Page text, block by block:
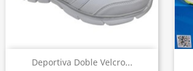
Deportiva Doble Velcro...
Vista rápida